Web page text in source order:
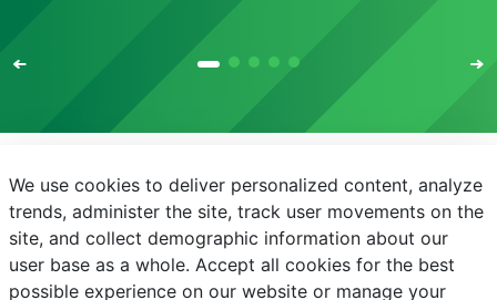
E-mail Telefonkönyv NEPTUN
E-learning
Adatvédelem
We use cookies to deliver personalized content, analyze
trends, administer the site, track user movements on the
site, and collect demographic information about our
user base as a whole. Accept all cookies for the best
possible experience on our website or manage your